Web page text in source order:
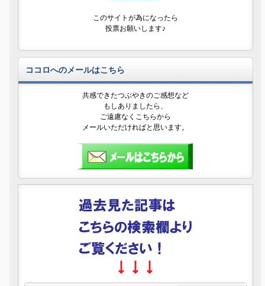
このサイトが為になったら
投票お願いします♪
ココロへのメールはこちら
共感できたつぶやきのご感想など
もしありましたら、
ご遠慮なくこちらから
メールいただければと思います。